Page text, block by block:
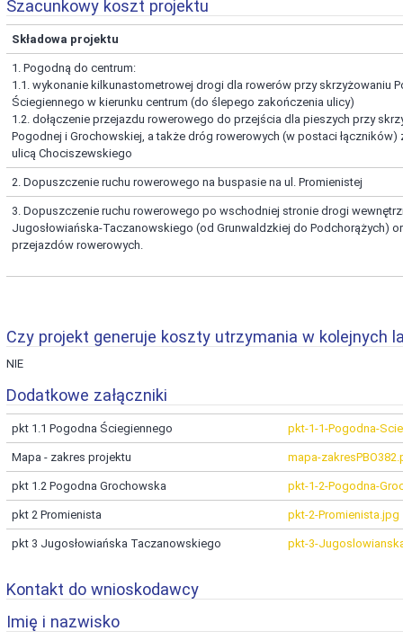
Szacunkowy koszt projektu
Składowa projektu
1. Pogodną do centrum:
1.1. wykonanie kilkunastometrowej drogi dla rowerów przy skrzyżowaniu
Ściegiennego w kierunku centrum (do ślepego zakończenia ulicy)
1.2. dołączenie przejazdu rowerowego do przejścia dla pieszych przy
Pogodnej i Grochowskiej, a także dróg rowerowych (w postaci łączników)
ulicą Chociszewskiego
2. Dopuszczenie ruchu rowerowego na buspasie na ul. Promienistej
3. Dopuszczenie ruchu rowerowego po wschodniej stronie drogi
Jugosłowiańska-Taczanowskiego (od Grunwaldzkiej do Podchorążych)
przejazdów rowerowych.
Czy projekt generuje koszty utrzymania w kolejnych
NIE
Dodatkowe załączniki
pkt 1.1 Pogodna Ściegiennego pkt-1-1-Pogodna-
Mapa - zakres projektu mapa-
pkt 1.2 Pogodna Grochowska pkt-1-2-Pogodna-
pkt 2 Promienista pkt-2-Promienista.jpg
pkt 3 Jugosłowiańska Taczanowskiego pkt-3-
Kontakt do wnioskodawcy
Imię i nazwisko